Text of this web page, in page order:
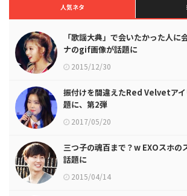
人気ネタ
「歌謡大典」で会いたかった人に
ナのgif画像が話題に
2015/12/30
振付けを間違えたRed Velvetア
題に、第2弾
2017/05/20
三つ子の魂百まで？w EXOスホの
話題に
2015/04/14